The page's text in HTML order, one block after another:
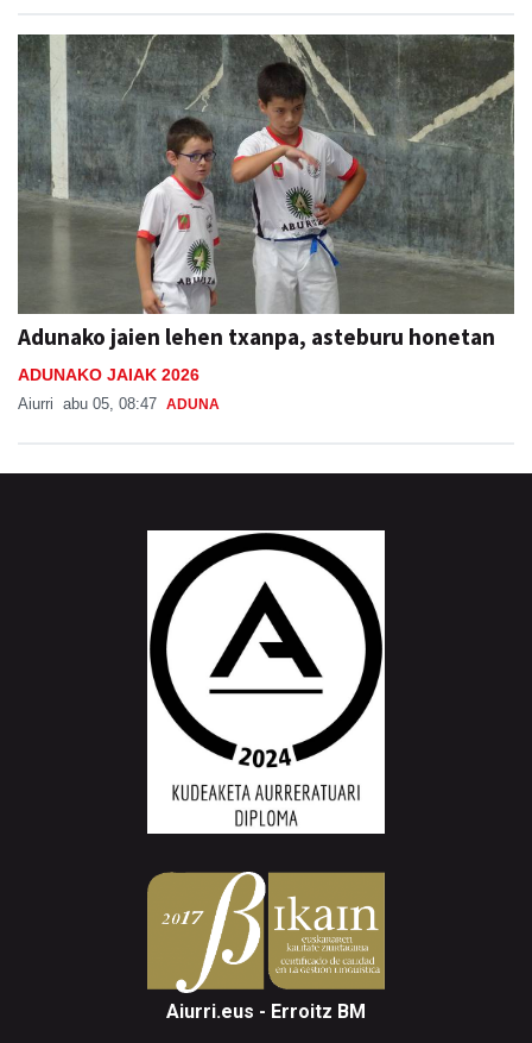
Adunako jaien lehen txanpa, asteburu honetan
ADUNAKO JAIAK 2026
Aiurri abu 05, 08:47 ADUNA
Aiurri.eus - Erroitz BM